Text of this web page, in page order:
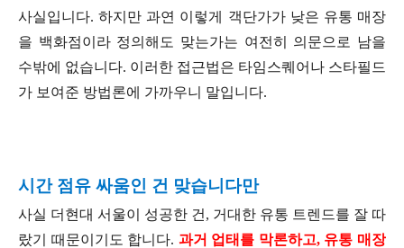
사실입니다. 하지만 과연 이렇게 객단가가 낮은 유통 매장
을 백화점이라 정의해도 맞는가는 여전히 의문으로 남을
수밖에 없습니다. 이러한 접근법은 타임스퀘어나 스타필드
가 보여준 방법론에 가까우니 말입니다.
시간 점유 싸움인 건 맞습니다만
사실 더현대 서울이 성공한 건, 거대한 유통 트렌드를 잘 따
랐기 때문이기도 합니다. 과거 업태를 막론하고, 유통 매장